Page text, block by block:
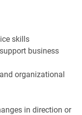
skills
business
organizational
in direction or